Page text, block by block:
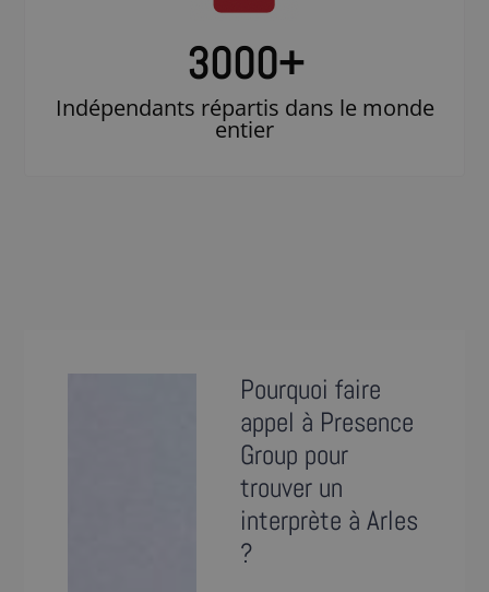
3000+
Indépendants répartis dans le monde
entier
Pourquoi faire
appel à Presence
Group pour
trouver un
interprète à Arles
?